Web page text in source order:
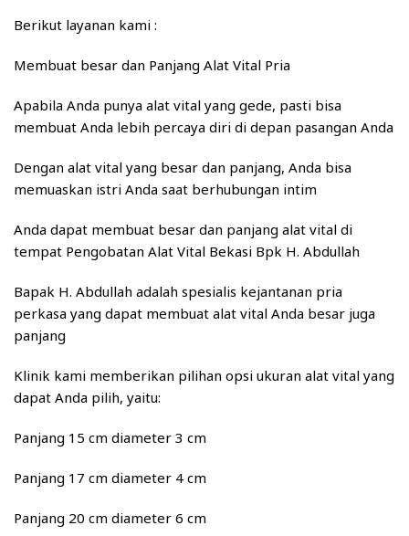
Berikut layanan kami :
Membuat besar dan Panjang Alat Vital Pria
Apabila Anda punya alat vital yang gede, pasti bisa
membuat Anda lebih percaya diri di depan pasangan Anda
Dengan alat vital yang besar dan panjang, Anda bisa
memuaskan istri Anda saat berhubungan intim
Anda dapat membuat besar dan panjang alat vital di
tempat Pengobatan Alat Vital Bekasi Bpk H. Abdullah
Bapak H. Abdullah adalah spesialis kejantanan pria
perkasa yang dapat membuat alat vital Anda besar juga
panjang
Klinik kami memberikan pilihan opsi ukuran alat vital yang
dapat Anda pilih, yaitu:
Panjang 15 cm diameter 3 cm
Panjang 17 cm diameter 4 cm
Panjang 20 cm diameter 6 cm